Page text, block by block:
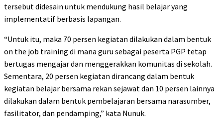
tersebut didesain untuk mendukung hasil belajar yang
implementatif berbasis lapangan.
“Untuk itu, maka 70 persen kegiatan dilakukan dalam bentuk
on the job training di mana guru sebagai peserta PGP tetap
bertugas mengajar dan menggerakkan komunitas di sekolah.
Sementara, 20 persen kegiatan dirancang dalam bentuk
kegiatan belajar bersama rekan sejawat dan 10 persen lainnya
dilakukan dalam bentuk pembelajaran bersama narasumber,
fasilitator, dan pendamping,” kata Nunuk.